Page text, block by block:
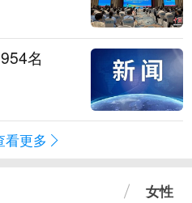
名
看更多
女性